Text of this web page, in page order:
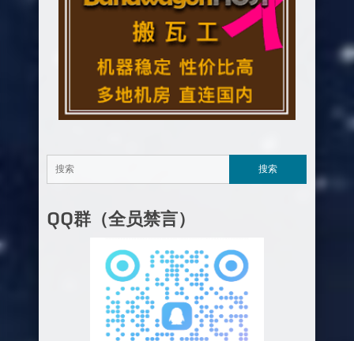
QQ群（全员禁言）